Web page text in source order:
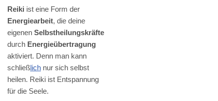
Reiki ist eine Form der
Energiearbeit, die deine
eigenen Selbstheilungskräfte
durch Energieübertragung
aktiviert. Denn man kann
schließlich nur sich selbst
heilen. Reiki ist Entspannung
für die Seele.